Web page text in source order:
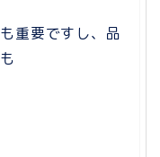
重要ですし、品